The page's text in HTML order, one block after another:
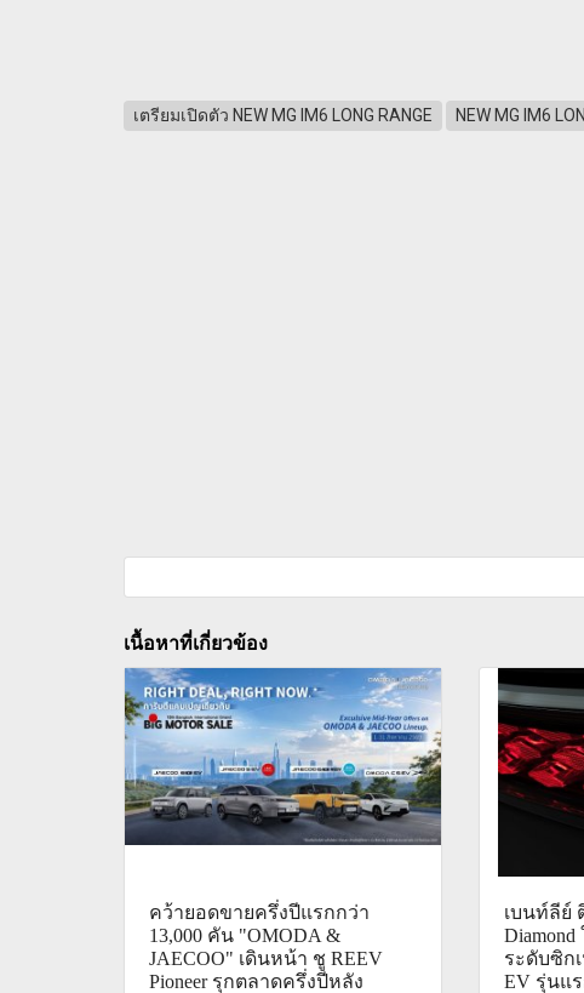
เตรียมเปิดตัว NEW MG IM6 LONG RANGE NEW MG IM6
เนื้อหาที่เกี่ยวข้อง
คว้ายอดขายครึ่งปีแรกกว่า
13,000 คัน "OMODA &
JAECOO" เดินหน้า ชู REEV
Pioneer รุกตลาดครึ่งปีหลัง
เบนท์ลีย์
ระดับซิก
EV รุ่นแ